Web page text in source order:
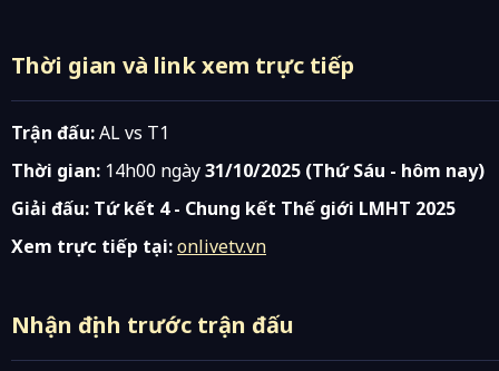
Thời gian và link xem trực tiếp
Trận đấu:AL vs T1
Thời gian: 14h00 ngày31/10/2025 (Thứ Sáu - hôm nay)
Giải đấu: Tứ kết 4 - Chung kết Thế giới LMHT 2025
Xem trực tiếp tại:onlivetv.vn
Nhận định trước trận đấu